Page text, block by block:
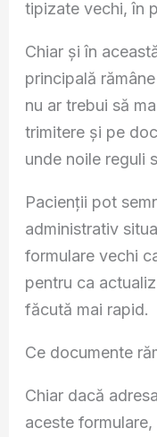
tipizate vechi, în
Chiar și în
principală
nu ar trebui să
trimitere și pe
unde noile reguli
Pacienții pot
administrativ
formulare vechi
pentru ca
făcută mai rapid.
Ce documente
Chiar dacă
aceste